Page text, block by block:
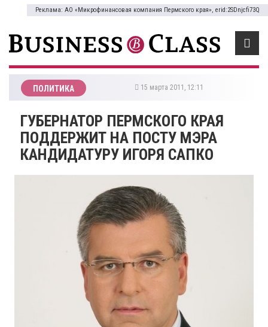
Реклама: АО «Микрофинансовая компания Пермского края», erid:2SDnjcfi73Q
ПОЛИТИКА 15 марта 2011, 12:11
ГУБЕРНАТОР ПЕРМСКОГО КРАЯ
ПОДДЕРЖИТ НА ПОСТУ МЭРА
КАНДИДАТУРУ ИГОРЯ САПКО